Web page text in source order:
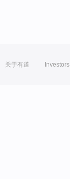
关于有道 Investors